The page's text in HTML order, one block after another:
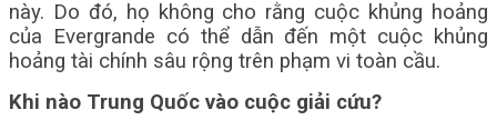
này. Do đó, họ không cho rằng cuộc khủng hoảng
của Evergrande có thể dẫn đến một cuộc khủng
hoảng tài chính sâu rộng trên phạm vi toàn cầu.
Khi nào Trung Quốc vào cuộc giải cứu?